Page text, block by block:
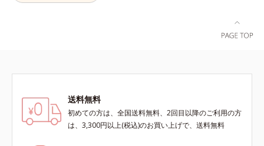
いいただけます(*8)。L＝さっぱり
脂性肌～普通肌）M＝しっとりタイ
プ（ニキビのできやすい肌・普通肌
～乾性肌）*1 洗浄による汚れの除
アスコルビルリン酸２Na、プラン
クトンエキス、ハス花エキス、乳酸
ペシャル洗顔としてのご使用をおす
すめいたしますが、クレンジング料
としてお使いいただく場合や、お肌
送料無料
初めての方は、全国送料無料、2回目以降のご利用の方
は、3,300円以上(税込)のお買い上げで、送料無料